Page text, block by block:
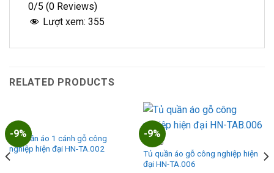
0/5 (0 Reviews)
Lượt xem: 355
RELATED PRODUCTS
-9%
TỦ ÁO
Tủ quần áo 1 cánh gỗ công
nghiệp hiện đại HN-TA.002
-9%
TỦ ÁO
Tủ quần áo gỗ công nghiệp hiện
đại HN-TA.006